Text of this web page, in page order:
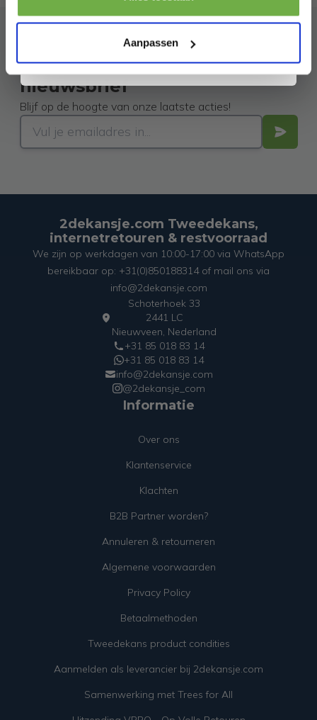
Aanpassen
Abonneer je op onze
nieuwsbrief
Blijf op de hoogte van onze laatste acties!
2dekansje.com Tweedekans,
internetretouren & restvoorraad
We zijn op werkdagen van 10:00-17:00 via WhatsApp
bereikbaar op: +31(0)850188314 of mail ons via
info@2dekansje.com
Schoterhoek 33
2441 LC
Nieuwveen, Nederland
+31 85 018 83 14
+31 85 018 83 14
info@2dekansje.com
@2dekansje_com
Informatie
Over ons
Klantenservice
Klachten
B2B Partner worden?
Annuleren & retourneren
Algemene voorwaarden
Privacy Policy
Betaalmethoden
Tweedekans product condities
Aanmelden als leverancier bij 2dekansje.com
Samenwerking met Trees for All
. Je kunt je op elk moment weer afmelden.